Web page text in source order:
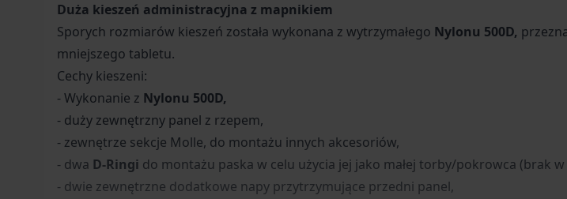
Duża kieszeń administracyjna z mapnikiem
Sporych rozmiarów kieszeń została wykonana z wytrzymałego Nylonu 500D,
mniejszego tabletu.
Cechy kieszeni:
- Wykonanie z Nylonu 500D,
- duży zewnętrzny panel z rzepem,
- zewnętrze sekcje Molle, do montażu innych akcesoriów,
- dwa D-Ringi do montażu paska w celu użycia jej jako małej torby/pokrowca (brak w
- dwie zewnętrzne dodatkowe napy przytrzymujące przedni panel,